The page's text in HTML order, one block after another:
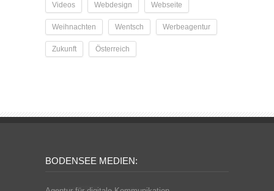
Videos Webdesign Webseite
Weihnachten Wentsch Werbeagentur
Zukunft Österreich
BODENSEE MEDIEN: